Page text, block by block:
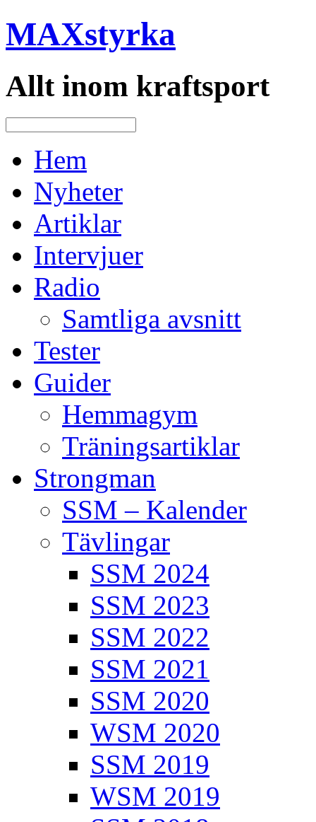
MAXstyrka
Allt inom kraftsport
Hem
Nyheter
Artiklar
Intervjuer
Radio
Samtliga avsnitt
Tester
Guider
Hemmagym
Träningsartiklar
Strongman
SSM – Kalender
Tävlingar
SSM 2024
SSM 2023
SSM 2022
SSM 2021
SSM 2020
WSM 2020
SSM 2019
WSM 2019